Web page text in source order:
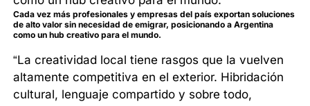
Cada vez más profesionales y empresas del país exportan soluciones
de alto valor sin necesidad de emigrar, posicionando a Argentina
como un hub creativo para el mundo.
“La creatividad local tiene rasgos que la vuelven
altamente competitiva en el exterior. Hibridación
cultural, lenguaje compartido y sobre todo,